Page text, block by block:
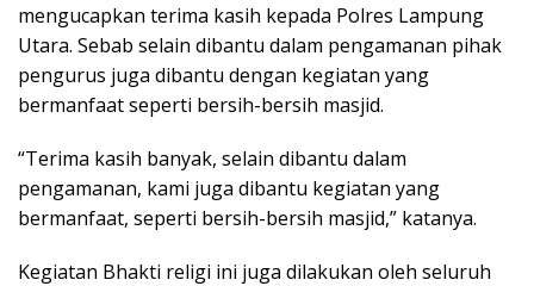
mengucapkan terima kasih kepada Polres Lampung
Utara. Sebab selain dibantu dalam pengamanan pihak
pengurus juga dibantu dengan kegiatan yang
bermanfaat seperti bersih-bersih masjid.
“Terima kasih banyak, selain dibantu dalam
pengamanan, kami juga dibantu kegiatan yang
bermanfaat, seperti bersih-bersih masjid,” katanya.
Kegiatan Bhakti religi ini juga dilakukan oleh seluruh